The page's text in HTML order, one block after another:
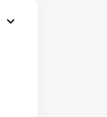
expand_more